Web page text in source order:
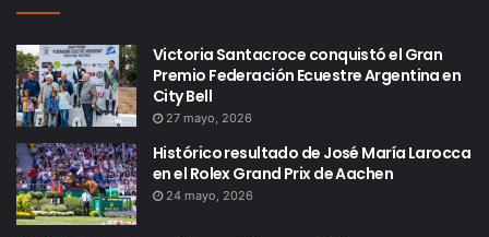
Victoria Santacroce conquistó el Gran
Premio Federación Ecuestre Argentina en
City Bell
27 mayo, 2026
Histórico resultado de José María Larocca
en el Rolex Grand Prix de Aachen
24 mayo, 2026